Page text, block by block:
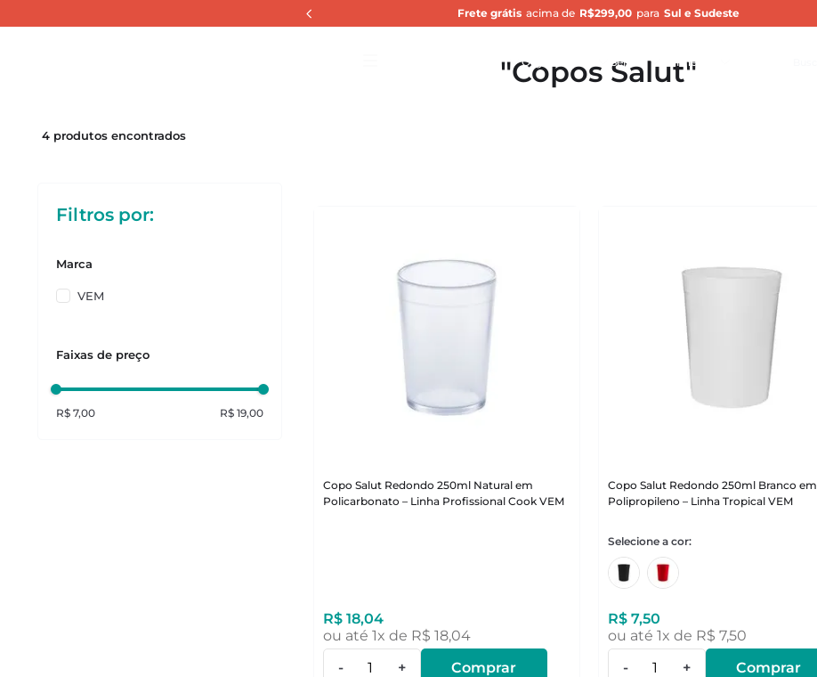
Frete grátis acima de R$299,00 para Sul e Sudeste
Organização Servir Banheiro
Copos Salut
4 produtos
Filtros
Marca
VEM
Faixas de preço
R$ 7,00 R$ 19,00
Copo Salut Redondo 250ml Natural em
Policarbonato – Linha Profissional Cook VEM
R$ 18,04
ou até 1x de R$ 18,04
-
+ Comprar
Copo Salut Redondo 250ml Branco em
Polipropileno – Linha Tropical VEM
R$ 7,50
ou até 1x de R$ 7,50
-
+ Comprar